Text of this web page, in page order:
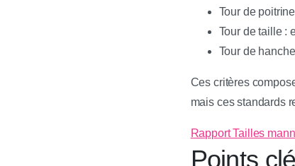
Tour de
Tour de taille :
Tour de
Ces critères
mais ces standards
Rapport Tailles
Points